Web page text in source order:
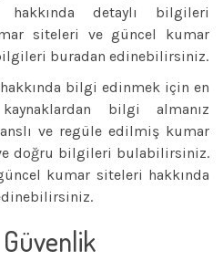
detaylı bilgileri
siteleri ve güncel kumar
buradan edinebilirsiniz.
bilgi edinmek için en
bilgi almanız
ve regüle edilmiş kumar
doğru bilgileri bulabilirsiniz.
kumar siteleri hakkında